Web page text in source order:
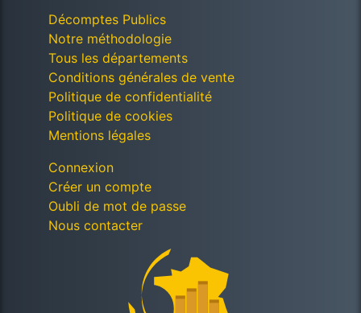
Décomptes Publics
Notre méthodologie
Tous les départements
Conditions générales de vente
Politique de confidentialité
Politique de cookies
Mentions légales
Connexion
Créer un compte
Oubli de mot de passe
Nous contacter